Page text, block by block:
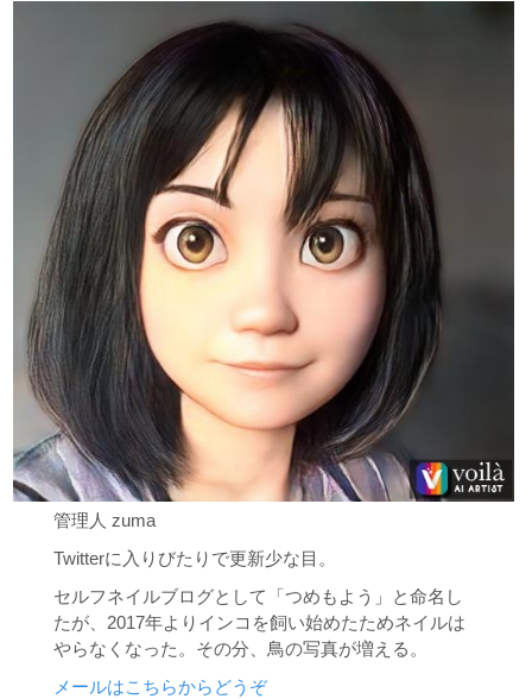
管理人 zuma
Twitterに入りびたりで更新少な目。
セルフネイルブログとして「つめもよう」と命名し
たが、2017年よりインコを飼い始めたためネイルは
やらなくなった。その分、鳥の写真が増える。
メールはこちらからどうぞ